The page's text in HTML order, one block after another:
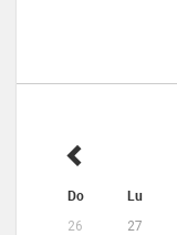
Do Lu
26 27